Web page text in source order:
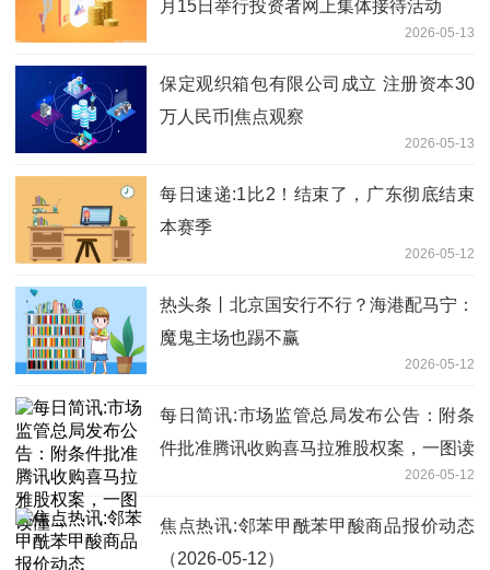
月15日举行投资者网上集体接待活动
2026-05-13
保定观织箱包有限公司成立 注册资本30
万人民币|焦点观察
2026-05-13
每日速递:1比2！结束了，广东彻底结束
本赛季
2026-05-12
热头条丨北京国安行不行？海港配马宁：
魔鬼主场也踢不赢
2026-05-12
每日简讯:市场监管总局发布公告：附条
件批准腾讯收购喜马拉雅股权案，一图读
2026-05-12
焦点热讯:邻苯甲酰苯甲酸商品报价动态
（2026-05-12）